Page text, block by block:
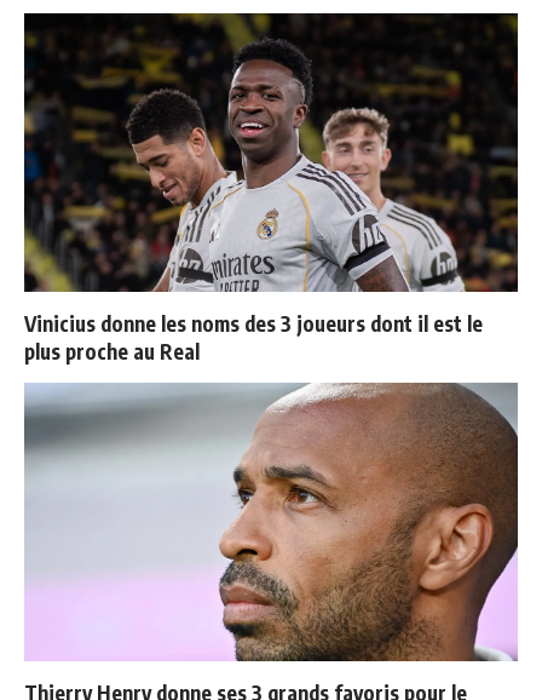
Vinicius donne les noms des 3 joueurs dont il est le
plus proche au Real
Thierry Henry donne ses 3 grands favoris pour le